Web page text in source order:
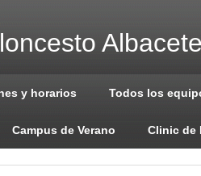
y horarios Todos los
Campus de Verano Clinic de